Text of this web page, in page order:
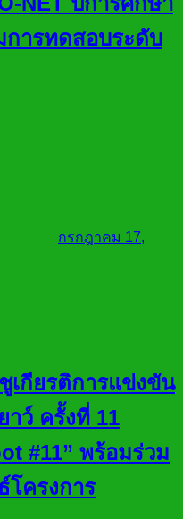
การทดสอบระดับ
กรกฎาคม 17,
เกียรติการแข่งขัน
ว์ ครั้งที่ 11
#11” พร้อมร่วม
โครงการ